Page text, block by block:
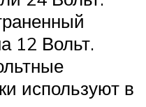
12 Вольт.
используют в